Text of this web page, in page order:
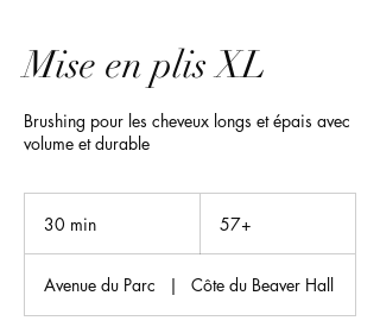
Mise en plis XL
Brushing pour les cheveux longs et épais avec
volume et durable
30 min
n
57+
Avenue du Parc | Côte du Beaver Hall